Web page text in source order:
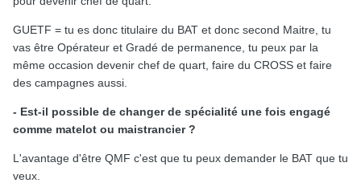
GUETF = tu es donc titulaire du BAT et donc second Maitre, tu
vas être Opérateur et Gradé de permanence, tu peux par la
même occasion devenir chef de quart, faire du CROSS et faire
des campagnes aussi.
- Est-il possible de changer de spécialité une fois engagé
comme matelot ou maistrancier ?
L'avantage d'être QMF c'est que tu peux demander le BAT que tu
veux.